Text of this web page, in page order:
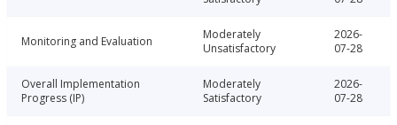
Monitoring and Evaluation
Moderately
Unsatisfactory
2026-
07-28
Overall Implementation
Progress (IP)
Moderately
Satisfactory
2026-
07-28